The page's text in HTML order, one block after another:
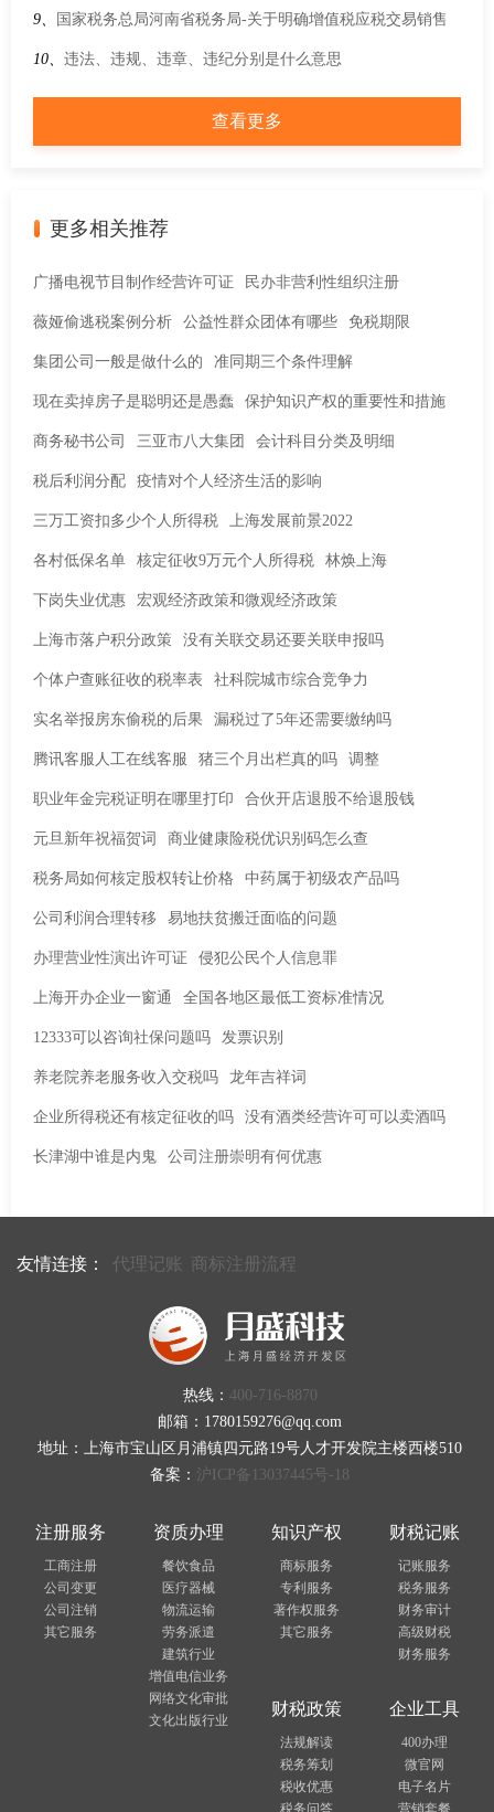
进入简易确认式申报模块后，水利建设专项收入申报提示“暂不
支持简易确认式申报”，是什么原因？
9、 国家税务总局河南省税务局-关于明确增值税应税交易销售
额计算口径的公告
10、 违法、违规、违章、违纪分别是什么意思
查看更多
更多相关推荐
广播电视节目制作经营许可证 民办非营利性组织注册
薇娅偷逃税案例分析 公益性群众团体有哪些 免税期限
集团公司一般是做什么的 准同期三个条件理解
现在卖掉房子是聪明还是愚蠢 保护知识产权的重要性和措施
商务秘书公司 三亚市八大集团 会计科目分类及明细
税后利润分配 疫情对个人经济生活的影响
三万工资扣多少个人所得税 上海发展前景2022
各村低保名单 核定征收9万元个人所得税 林焕上海
下岗失业优惠 宏观经济政策和微观经济政策
上海市落户积分政策 没有关联交易还要关联申报吗
个体户查账征收的税率表 社科院城市综合竞争力
实名举报房东偷税的后果 漏税过了5年还需要缴纳吗
腾讯客服人工在线客服 猪三个月出栏真的吗 调整
职业年金完税证明在哪里打印 合伙开店退股不给退股钱
元旦新年祝福贺词 商业健康险税优识别码怎么查
税务局如何核定股权转让价格 中药属于初级农产品吗
公司利润合理转移 易地扶贫搬迁面临的问题
办理营业性演出许可证 侵犯公民个人信息罪
上海开办企业一窗通 全国各地区最低工资标准情况
12333可以咨询社保问题吗 发票识别
养老院养老服务收入交税吗 龙年吉祥词
企业所得税还有核定征收的吗 没有酒类经营许可可以卖酒吗
长津湖中谁是内鬼 公司注册崇明有何优惠
友情连接： 代理记账 商标注册流程
热线： 400-716-8870
邮箱：1780159276@qq.com
地址：上海市宝山区月浦镇四元路19号人才开发院主楼西楼510
备案： 沪ICP备13037445号-18
注册服务
工商注册
公司变更
公司注销
其它服务
资质办理
餐饮食品
医疗器械
物流运输
劳务派遣
建筑行业
增值电信业务
网络文化审批
文化出版行业
知识产权
商标服务
专利服务
著作权服务
其它服务
财税记账
记账服务
税务服务
财务审计
高级财税
财务服务
财税政策
法规解读
税务筹划
税收优惠
税务问答
企业工具
400办理
微官网
电子名片
营销套餐